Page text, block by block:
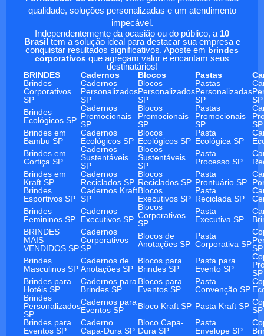
qualidade, soluções personalizadas e um atendimento
impecável.
Independentemente da ocasião ou do público, a 10
Brasil tem a solução ideal para destacar sua empresa e
conquistar resultados significativos. Aposte em brindes
corporativos que agregam valor e encantam seus
destinatários!
BRINDES
Cadernos Blocos Pastas
Brindes
Corporativos
SP
Cadernos
Personalizados
SP
Blocos
Personalizados
SP
Pastas
Personalizadas
SP
SP
Brindes
Ecológicos SP
Cadernos
Promocionais
SP
Blocos
Promocionais
SP
Pastas
Promocionais
SP
SP
Brindes em
Bambu SP
Cadernos
Ecológicos SP
Blocos
Ecológicos SP
Pasta
Ecológica SP
Brindes em
Cortiça SP
Cadernos
Sustentáveis
SP
Blocos
Sustentáveis
SP
Pasta
Processo SP
Brindes em
Kraft SP
Cadernos
Reciclados SP
Blocos
Reciclados SP
Pasta
Prontuário SP
Brindes
Esportivos SP
Cadernos Kraft
SP
Blocos
Executivos SP
Pasta
Reciclada SP
Brindes
Femininos SP
Cadernos
Executivos SP
Blocos
Corporativos
SP
Pasta
Executiva SP
BRINDES
MAIS
VENDIDOS SP
Cadernos
Corporativos
SP
Blocos de
Anotações SP
Pasta
Corporativa SPSP
Brindes
Masculinos SP
Cadernos de
Anotações SP
Blocos para
Brindes SP
Pasta para
Evento SP
SP
Brindes para
Hotéis SP
Cadernos para
Brindes SP
Blocos para
Eventos SP
Pasta
Convenção SP
Brindes
Personalizados
SP
Cadernos para
Eventos SP
Bloco Kraft SP Pasta Kraft SP SP
Brindes para
Eventos SP
Caderno
Capa-Dura SP
Bloco Capa-
Dura SP
Pasta
Envelope SP